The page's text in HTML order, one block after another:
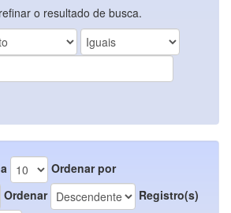
o resultado de busca.
Ordenar por
Ordenar
Registro(s)